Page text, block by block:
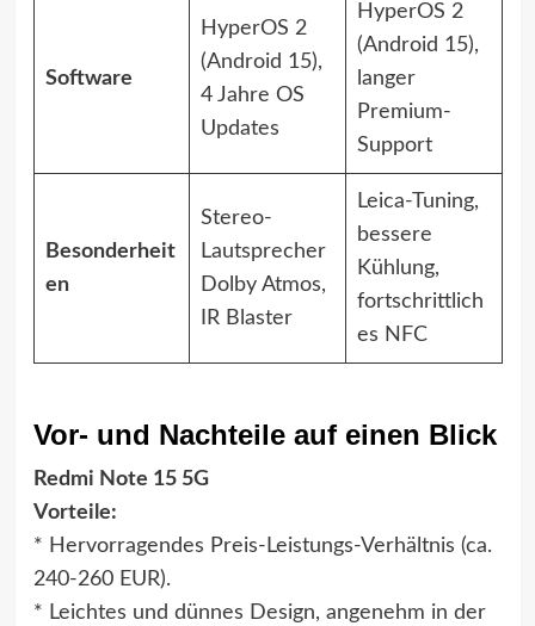
Software
HyperOS 2
(Android 15),
4 Jahre OS
Updates
HyperOS 2
(Android 15),
langer
Premium-
Support
Besonderheit
en
Stereo-
Lautsprecher
Dolby Atmos,
IR Blaster
Leica-Tuning,
bessere
Kühlung,
fortschrittlich
es NFC
Vor- und Nachteile auf einen Blick
Redmi Note 15 5G
Vorteile:
* Hervorragendes Preis-Leistungs-Verhältnis (ca.
240-260 EUR).
* Leichtes und dünnes Design, angenehm in der